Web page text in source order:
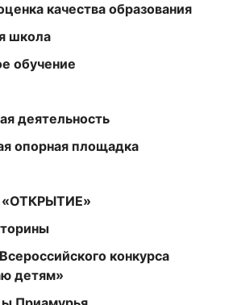
качества образования
школа
обучение
деятельность
опорная площадка
«ОТКРЫТИЕ»
конкурса
детям»